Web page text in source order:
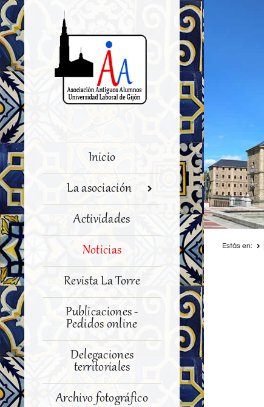
Inicio
La asociación
Actividades
Noticias
Revista La Torre
Publicaciones -
Pedidos online
Delegaciones
territoriales
Archivo fotográfico
Estás en: